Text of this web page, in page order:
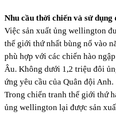
Nhu cầu thời chiến và sử dụng
Việc sản xuất ủng wellington
thế giới thứ nhất bùng nổ vào
phù hợp với các chiến hào
Âu. Không dưới 1,2 triệu đôi
ứng yêu cầu của Quân đội Anh.
Trong chiến tranh thế giới thứ
ủng wellington lại được sản